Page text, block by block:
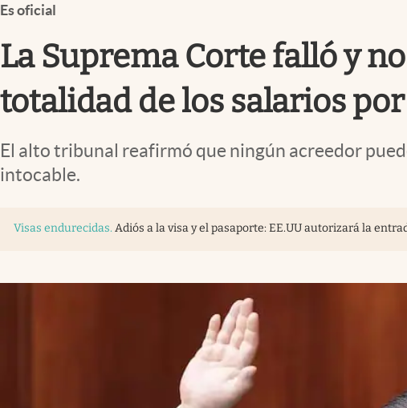
Curiosidades
Es oficial
La Suprema Corte falló y
totalidad de los salarios
El alto tribunal reafirmó que ningún acreedor
intocable.
Visas endurecidas. Adiós a la visa y el pasaporte: EE.UU autorizará la